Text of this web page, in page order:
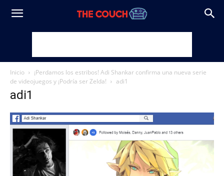
Inicio
¡Perdamos los estribos! Adi Shankar confirma una nueva serie
de videojuegos y ¡Podría ser Zelda!
adi1
adi1